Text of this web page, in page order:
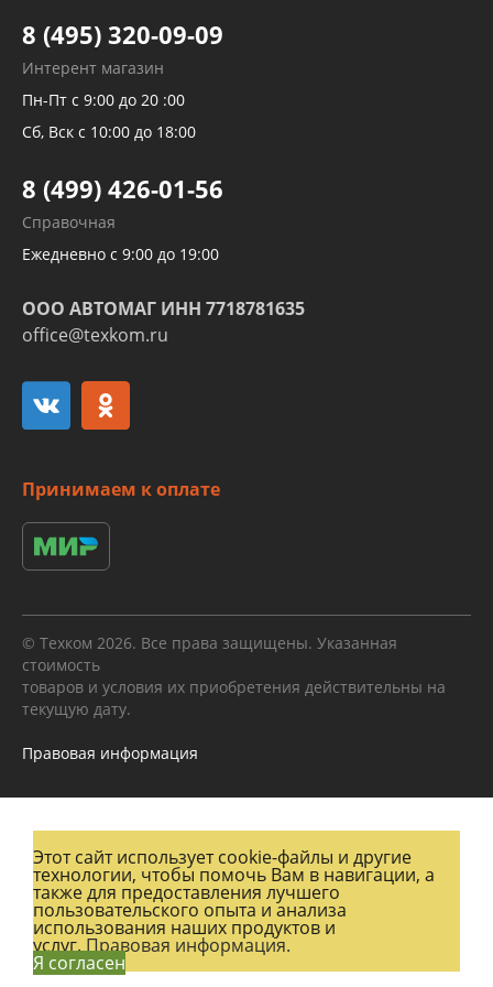
Тормозных трубок
Рукавов гидроусилителей
Рукавов компрессоров и турбин
Трубок кондиционеров
Развертка пайка медных стальных
алюминиевых трубок и штуцеров
8 (495) 320-09-09
Интерент магазин
Пн-Пт с 9:00 до 20 :00
Сб, Вск с 10:00 до 18:00
8 (499) 426-01-56
Справочная
Ежедневно с 9:00 до 19:00
ООО АВТОМАГ ИНН 7718781635
office@texkom.ru
Принимаем к оплате
© Техком 2026. Все права защищены. Указанная
стоимость
товаров и условия их приобретения действительны на
текущую дату.
Правовая информация
Этот сайт использует cookie-файлы и другие
технологии, чтобы помочь Вам в навигации, а
также для предоставления лучшего
пользовательского опыта и анализа
использования наших продуктов и
услуг.Правовая информация.
Я согласен